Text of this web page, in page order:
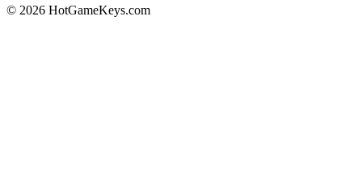
© 2026 HotGameKeys.com